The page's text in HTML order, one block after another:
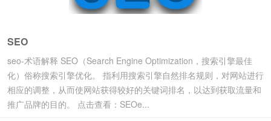
SEO
seo-术语解释 SEO（Search Engine Optimization，搜索引擎最佳
化）俗称搜索引擎优化。 指利用搜索引擎自然排名规则，对网站进行
相应的调整，从而使网站获得较好的关键词排名，以达到获取流量和
推广品牌的目的。 点击查看：SEOe...